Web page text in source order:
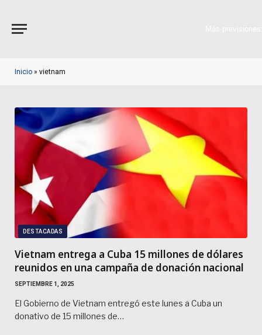
Inicio » vietnam
DESTACADAS
Vietnam entrega a Cuba 15 millones de dólares
reunidos en una campaña de donación nacional
SEPTIEMBRE 1, 2025
El Gobierno de Vietnam entregó este lunes a Cuba un
donativo de 15 millones de…